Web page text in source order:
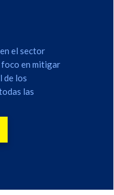
el sector
en mitigar
de los
las